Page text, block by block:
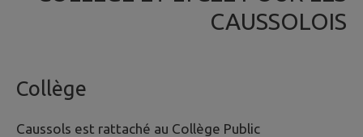
CAUSSOLOIS
Collège
Caussols est rattaché au Collège Public